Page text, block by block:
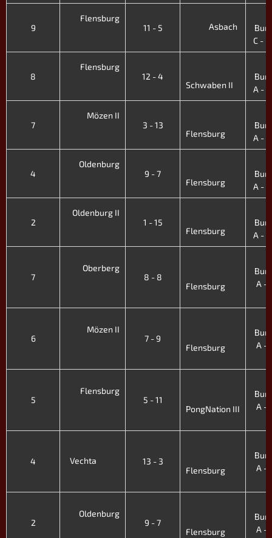
9
Flensburg
11 - 5
Asbach
C -
8
Flensburg
12 - 4
Schwaben II
A -
7
Mözen II
3 - 13
Flensburg
A -
4
Oldenburg
9 - 7
Flensburg
A -
2
Oldenburg II
1 - 15
Flensburg
A -
7
Oberberg
8 - 8
Flensburg
A -
6
Mözen II
7 - 9
Flensburg
A -
5
Flensburg
5 - 11
PongNation III
A -
4 Vechta
13 - 3
Flensburg
A -
2
Oldenburg
9 - 7
Flensburg
A -